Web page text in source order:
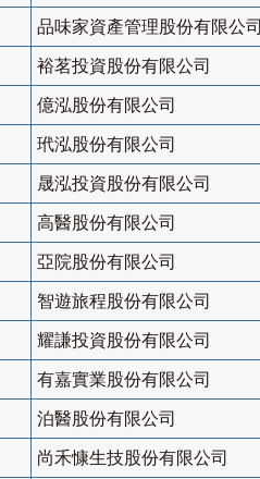
品味家資產管理股份有限公司
裕茗投資股份有限公司
億泓股份有限公司
玳泓股份有限公司
晟泓投資股份有限公司
高醫股份有限公司
亞院股份有限公司
智遊旅程股份有限公司
耀謙投資股份有限公司
有嘉實業股份有限公司
泊醫股份有限公司
尚禾慷生技股份有限公司